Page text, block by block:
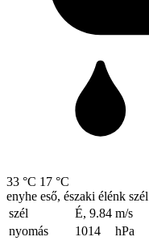
33 °C 17 °C
enyhe eső, északi élénk szél
szél
É, 9.84 m/s
nyomás
1014
hPa